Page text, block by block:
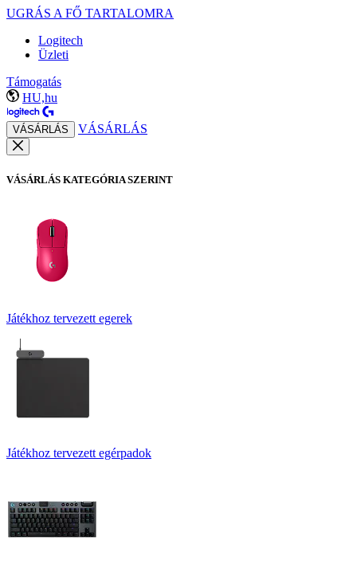
UGRÁS A FŐ TARTALOMRA
Logitech
Üzleti
Támogatás
HU,hu
VÁSÁRLÁS VÁSÁRLÁS
VÁSÁRLÁS KATEGÓRIA SZERINT
Játékhoz tervezett egerek
Játékhoz tervezett egérpadok